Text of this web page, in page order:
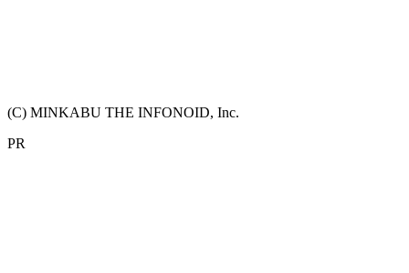
(C) MINKABU THE INFONOID, Inc.
PR